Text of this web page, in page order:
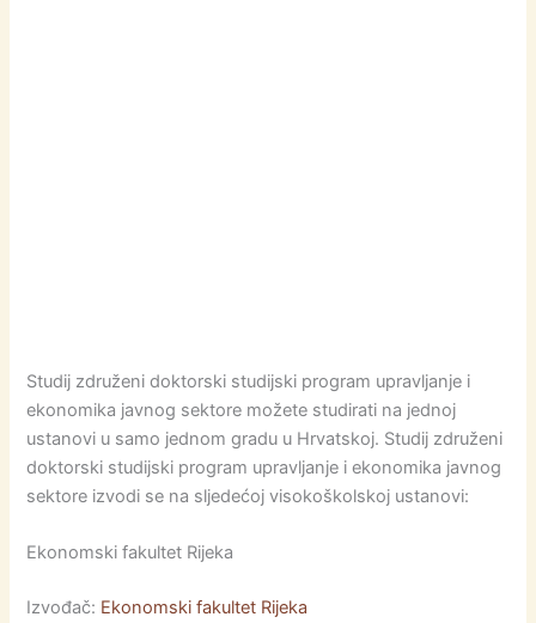
Studij združeni doktorski studijski program upravljanje i
ekonomika javnog sektore možete studirati na jednoj
ustanovi u samo jednom gradu u Hrvatskoj. Studij združeni
doktorski studijski program upravljanje i ekonomika javnog
sektore izvodi se na sljedećoj visokoškolskoj ustanovi:
Ekonomski fakultet Rijeka
Izvođač: Ekonomski fakultet Rijeka